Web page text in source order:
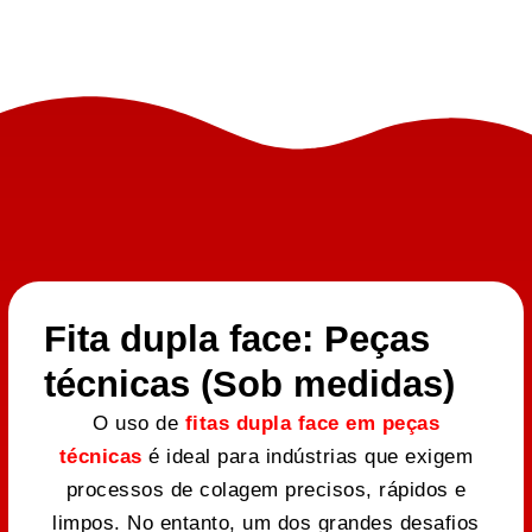
Fita dupla face: Peças
técnicas (Sob medidas)
O uso de fitas dupla face em peças
técnicas é ideal para indústrias que exigem
processos de colagem precisos, rápidos e
limpos. No entanto, um dos grandes desafios